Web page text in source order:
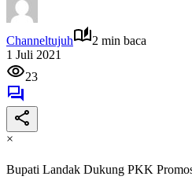
Channeltujuh
2 min baca
1 Juli 2021
23
×
Bupati Landak Dukung PKK